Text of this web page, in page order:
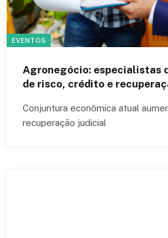
EVENTOS
Agronegócio: especialistas
de risco, crédito e
Conjuntura econômica atual
recuperação judicial